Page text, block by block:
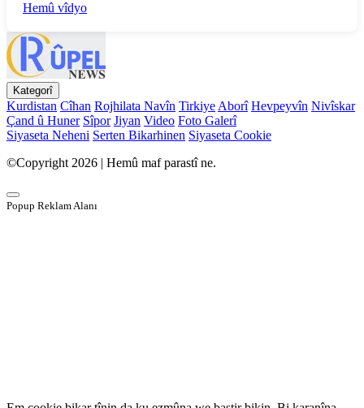
Hemû vîdyo
Kategorî
Kurdistan Cîhan Rojhilata Navîn TirkiyeAborî Hevpeyvîn Nivîskar
Çand û Huner Sîpor Jiyan Video Foto Galerî
Siyaseta Neheni Serten Bikarhinen Siyaseta Cookie
©Copyright 2026 | Hemû maf parastî ne.
Popup Reklam Alanı